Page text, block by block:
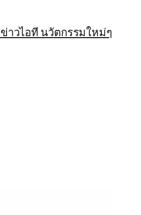
ข่าวไอที นวัตกรรมใหม่ๆ